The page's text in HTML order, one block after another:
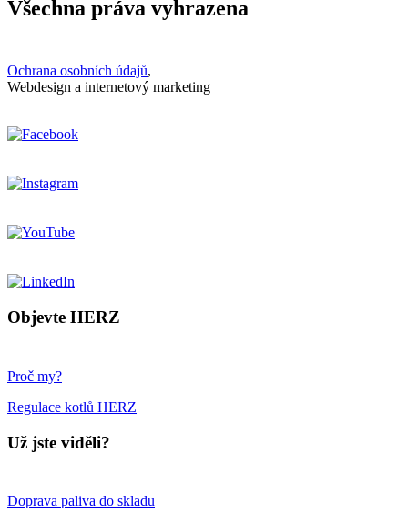
Všechna práva vyhrazena
Ochrana osobních údajů,
Webdesign a internetový marketing
Objevte HERZ
Proč my?
Regulace kotlů HERZ
Už jste viděli?
Doprava paliva do skladu